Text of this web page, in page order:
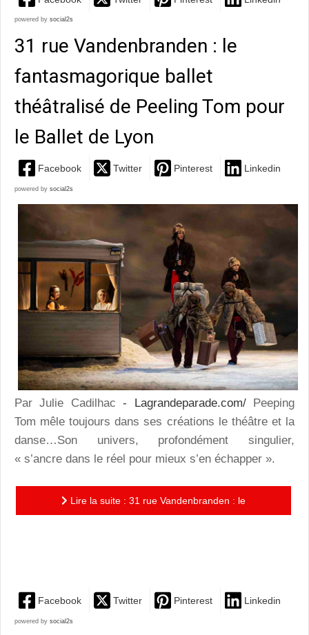
powered by social2s
31 rue Vandenbranden : le
fantasmagorique ballet
théâtralisé de Peeling Tom pour
le Ballet de Lyon
Facebook Twitter Pinterest Linkedin
powered by social2s
Par Julie Cadilhac- Lagrandeparade.com/Peeping
Tom mêle toujours dans ses créations le théâtre et la
danse…Son univers, profondément singulier,
« s’ancre dans le réel pour mieux s’en échapper ».
Lire la suite : 31 rue Vandenbranden : le
Facebook Twitter Pinterest Linkedin
powered by social2s